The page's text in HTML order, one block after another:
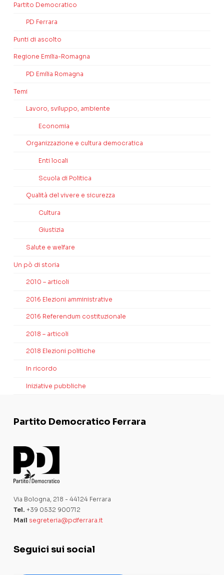
Partito Democratico
PD Ferrara
Punti di ascolto
Regione Emilia-Romagna
PD Emilia Romagna
Temi
Lavoro, sviluppo, ambiente
Economia
Organizzazione e cultura democratica
Enti locali
Scuola di Politica
Qualità del vivere e sicurezza
Cultura
Giustizia
Salute e welfare
Un pò di storia
2010 – articoli
2016 Elezioni amministrative
2016 Referendum costituzionale
2018 – articoli
2018 Elezioni politiche
In ricordo
Iniziative pubbliche
Partito Democratico Ferrara
Via Bologna, 218 - 44124 Ferrara
Tel. +39 0532 900712
Mail segreteria@pdferrara.it
Seguici sui social